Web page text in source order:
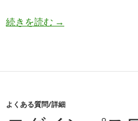
続きを読む 現在HP上にない
→
よくある質問/詳細